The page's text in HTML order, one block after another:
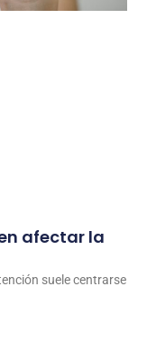
afectar la
suele centrarse